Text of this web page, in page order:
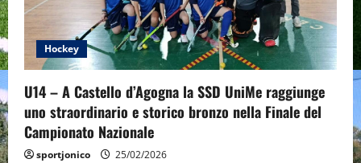
t
i
o
n
Hockey
U14 – A Castello d’Agogna la SSD UniMe raggiunge
uno straordinario e storico bronzo nella Finale del
Campionato Nazionale
sportjonico 25/02/2026